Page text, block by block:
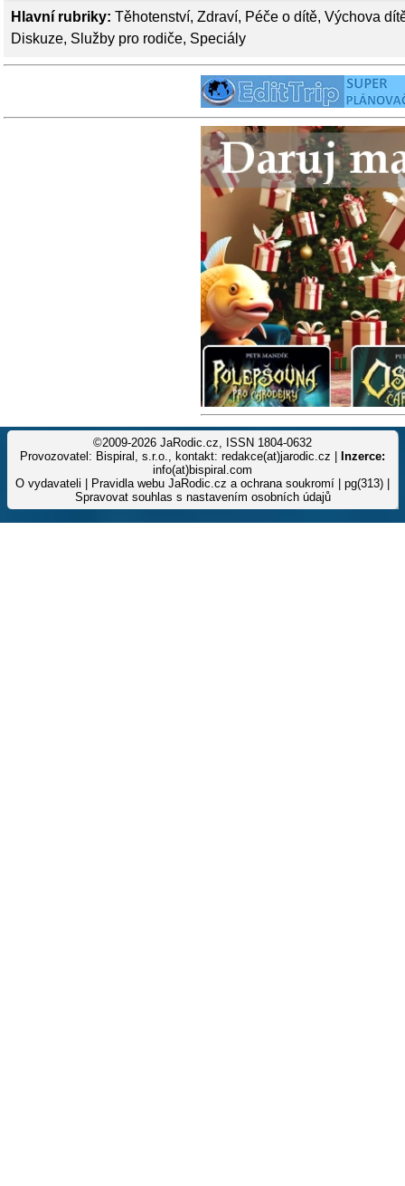
Hlavní rubriky: Těhotenství, Zdraví, Péče o dítě, Výchova
Diskuze, Služby pro rodiče, Speciály
©2009-2026 JaRodic.cz, ISSN 1804-0632
Provozovatel: Bispiral, s.r.o., kontakt: redakce(at)jarodic.cz |
Inzerce:
info(at)bispiral.com
O vydavateli
Pravidla webu JaRodic.cz a ochrana soukromí | pg(313) |
Spravovat souhlas s nastavením osobních údajů